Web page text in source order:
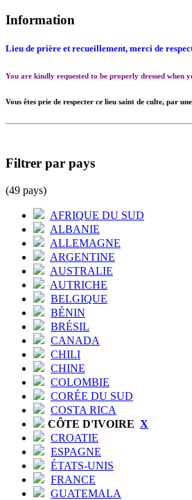
Information
Lieu de prière et recueillement, merci de
You are kindly requested to be properly dressed
Vous êtes prie de respecter ce lieu saint de culte, par
Filtrer par pays
(49 pays)
AFRIQUE DU SUD
ALBANIE
ALLEMAGNE
ARGENTINE
AUSTRALIE
AUTRICHE
BELGIQUE
BÉNIN
BRÉSIL
CANADA
CHILI
CHINE
COLOMBIE
CORÉE DU SUD
COSTA RICA
CÔTE D'IVOIRE X
CROATIE
ESPAGNE
ÉTATS-UNIS
FRANCE
GUATEMALA